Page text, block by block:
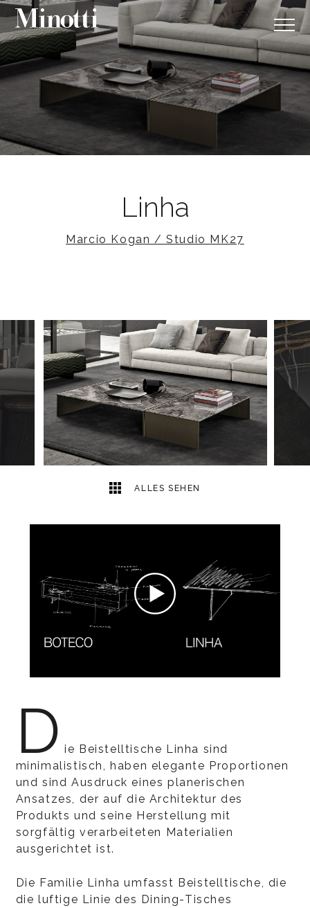
Linha
Marcio Kogan / Studio MK27
ALLES SEHEN
6 2
D ie Beistelltische Linha sind
minimalistisch, haben elegante Proportionen
und sind Ausdruck eines planerischen
Ansatzes, der auf die Architektur des
Produkts und seine Herstellung mit
sorgfältig verarbeiteten Materialien
ausgerichtet ist.
Die Familie Linha umfasst Beistelltische, die
die luftige Linie des Dining-Tisches